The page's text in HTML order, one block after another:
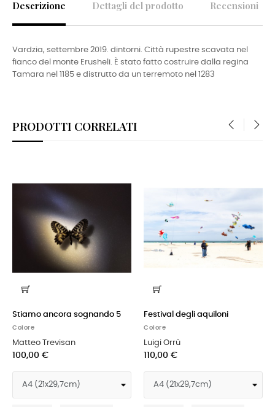
Descrizione Dettagli del prodotto Recensioni
Vardzia, settembre 2019. dintorni. Città rupestre scavata nel
fianco del monte Erusheli. È stato fatto costruire dalla regina
Tamara nel 1185 e distrutto da un terremoto nel 1283
PRODOTTI CORRELATI
5 Festival degli aquiloni
Luigi Orrù
110,00 €
Riflesso di bandiera
Federico Guida
110,00 €